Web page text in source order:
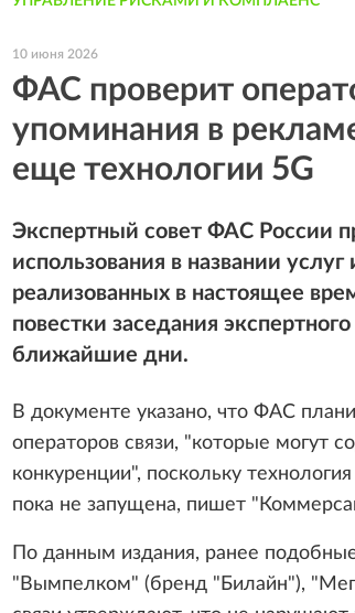
10 июня 2026
ФАС проверит
упоминания в
еще технологии 5G
Экспертный совет ФАС России
использования в названии
реализованных в настоящее
повестки заседания
ближайшие дни.
В документе указано, что ФАС
операторов связи, "которые могут
конкуренции", поскольку
пока не запущена, пишет
По данным издания, ранее
"Вымпелком" (бренд "Билайн"),